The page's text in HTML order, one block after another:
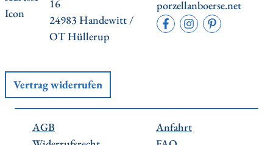
16
24983 Handewitt /
OT Hüllerup
porzellanboerse.net
Vertrag widerrufen
AGB
Anfahrt